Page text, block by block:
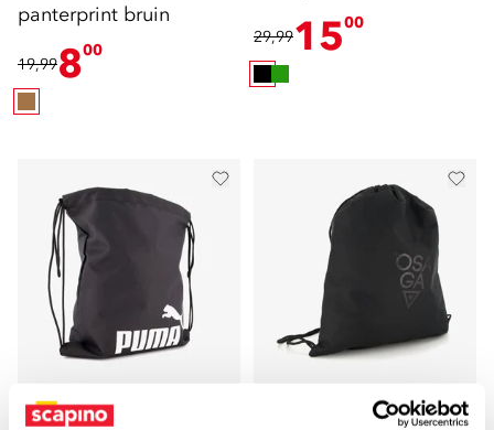
panterprint bruin
19,99800
schoudertas zwart
29,991500
5,0